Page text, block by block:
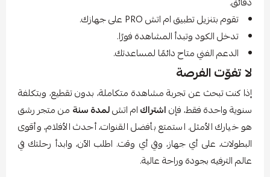
تقوم بتنزيل تطبيق ام اتش PRO على جهازك.
تدخل الكود وتبدأ المشاهدة فورًا.
الدعم الفني متاح دائمًا لمساعدتك.
لا تفوّت الفرصة
إذا كنت تبحث عن تجربة مشاهدة متكاملة، بدون تقطيع، وبتكلفة
سنوية واحدة فقط، فإناشتراكام اتشلمدة سنة من متجر رشق
هو خيارك الأمثل. استمتع بأفضل القنوات، أحدث الأفلام، وأقوى
البطولات، على أي جهاز، وفي أي وقت. اطلب الآن، وابدأ رحلتك في
عالم الترفيه بجودة وراحة عالية.